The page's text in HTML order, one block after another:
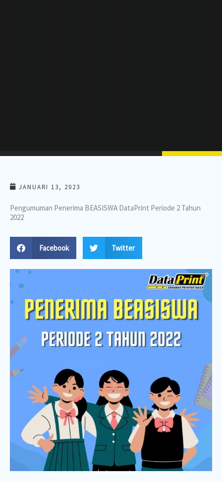
JANUARI 13, 2023
Pengumuman Penerima BEASISWA DataPrint Periode 2 Tahun
2022
Facebook Twitter